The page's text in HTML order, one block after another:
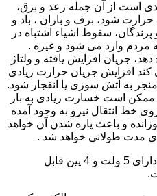
است از آن جمله رعد و برق،
شود، برف و باران ، باد و
سقوط اشیاء اشتباه در
مردم وارد می شود و غیره .
جریان افزایش یافته و ولتاژ
کند افزایش جریان حرارت زیادی
به آتش سوزی یا انفجار شود.
است خسارت زیادی به بار
خط انتقال نیرو به وجود آمده
و باعث پاره شدن آن خواهد
مدت طولانی خواهد شد .
رله امرن مدل G6B-1114P-US دارای 5 ولت و 4 پین قابل